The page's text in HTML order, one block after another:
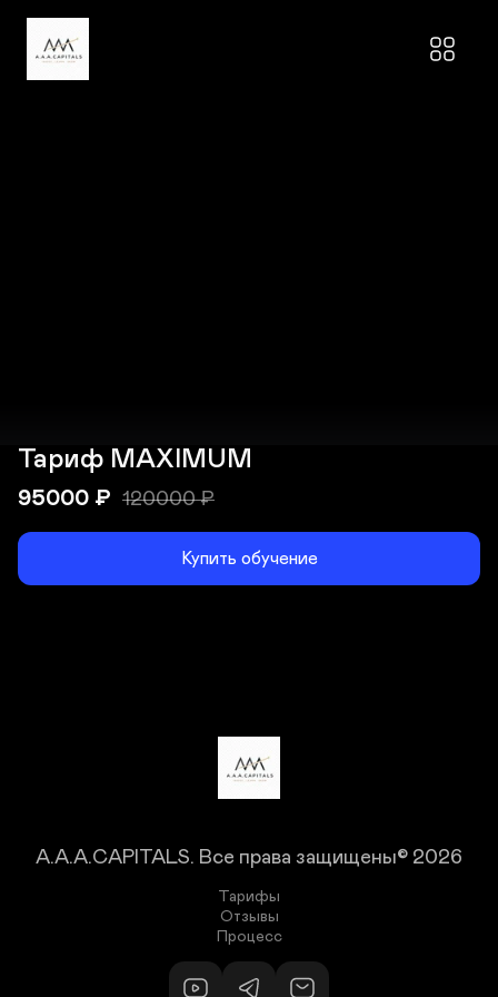
Тариф MAXIMUM
95000 ₽ 120000₽
Купить обучение
A.A.A.CAPITALS. Все права защищены© 2026
Тарифы
Отзывы
Процесс